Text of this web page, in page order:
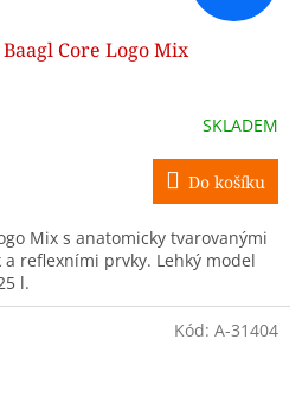
Core Logo Mix
SKLADEM
Do košíku
Mix s anatomicky tvarovanými
reflexními prvky. Lehký model
l.
Kód: A-31404